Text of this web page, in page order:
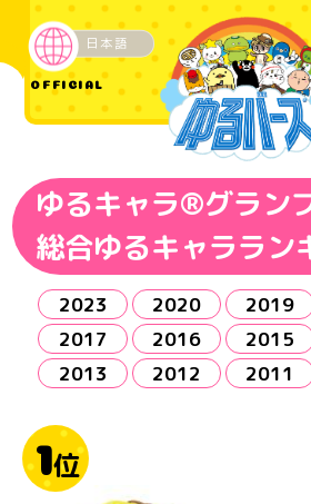
OFFICIAL
日本語
ゆるキャラ®グラン
総合ゆるキャララン
2023 2020 2019
2017
2016 2015
2013
2012 2011
1位